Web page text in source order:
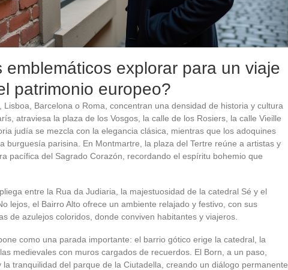
emblemáticos explorar para un viaje
patrimonio europeo?
Lisboa, Barcelona o Roma, concentran una densidad de historia y cultura
atraviesa la plaza de los Vosgos, la calle de los Rosiers, la calle Vieille
judía se mezcla con la elegancia clásica, mientras que los adoquines
burguesía parisina. En Montmartre, la plaza del Tertre reúne a artistas y
pacífica del Sagrado Corazón, recordando el espíritu bohemio que
entre la Rua da Judiaria, la majestuosidad de la catedral Sé y el
lejos, el Bairro Alto ofrece un ambiente relajado y festivo, con sus
de azulejos coloridos, donde conviven habitantes y viajeros.
como una parada importante: el barrio gótico erige la catedral, la
medievales con muros cargados de recuerdos. El Born, a un paso,
la tranquilidad del parque de la Ciutadella, creando un diálogo permanente